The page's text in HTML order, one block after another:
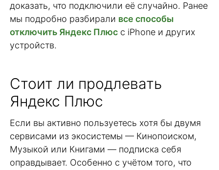
доказать, что подключили её случайно. Ранее
мы подробно разбирали все способы
отключить Яндекс Плюс с iPhone и других
устройств.
Стоит ли продлевать
Яндекс Плюс
Если вы активно пользуетесь хотя бы двумя
сервисами из экосистемы — Кинопоиском,
Музыкой или Книгами — подписка себя
оправдывает. Особенно с учётом того, что